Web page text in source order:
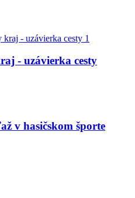
- uzávierka cesty
v hasičskom športe